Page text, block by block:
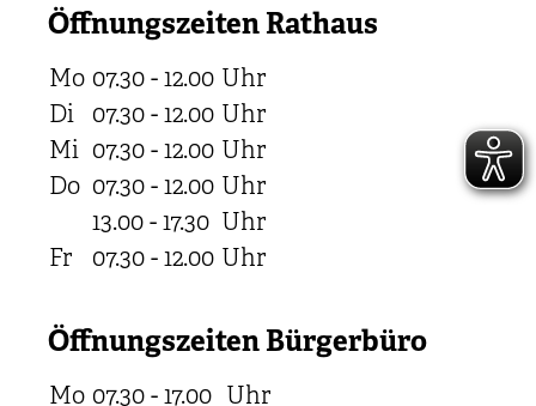
Öffnungszeiten Rathaus
Mo 07.30 - 12.00 Uhr
Di
07.30 - 12.00 Uhr
Mi 07.30 - 12.00 Uhr
Do 07.30 - 12.00 Uhr
13.00 - 17.30 Uhr
Fr
07.30 - 12.00 Uhr
Öffnungszeiten Bürgerbüro
Mo 07.30 - 17.00 Uhr